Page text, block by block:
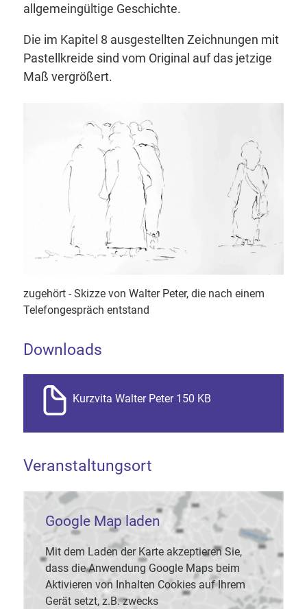
allgemeingültige Geschichte.
Die im Kapitel 8 ausgestellten Zeichnungen mit
Pastellkreide sind vom Original auf das jetzige
Maß vergrößert.
zugehört - Skizze von Walter Peter, die nach einem
Telefongespräch entstand
Downloads
Kurzvita Walter Peter 150 KB
Veranstaltungsort
Google Map laden
Mit dem Laden der Karte akzeptieren Sie,
dass die Anwendung Google Maps beim
Aktivieren von Inhalten Cookies auf Ihrem
Gerät setzt, z.B. zwecks